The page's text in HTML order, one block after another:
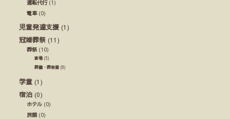
運転代行(1)
電車(0)
児童発達支援 (1)
冠婚葬祭 (11)
葬祭(10)
斎場(5)
葬儀・葬祭業 (9)
学童 (1)
宿泊 (0)
ホテル (0)
旅館 (0)